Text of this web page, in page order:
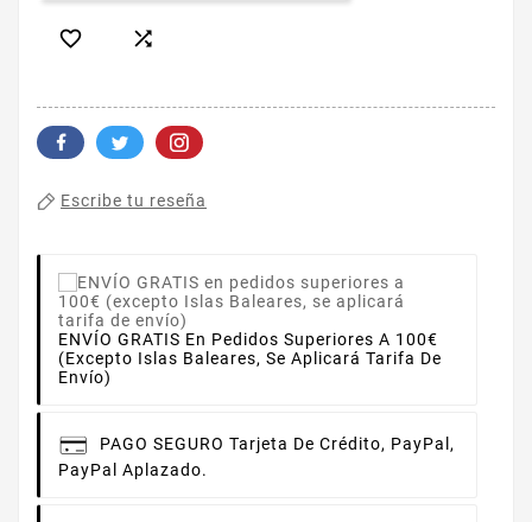
 
Escribe tu reseña
ENVÍO GRATIS En Pedidos Superiores A 100€
(excepto Islas Baleares, Se Aplicará Tarifa De
Envío)
PAGO SEGURO Tarjeta De Crédito, PayPal,
PayPal Aplazado.